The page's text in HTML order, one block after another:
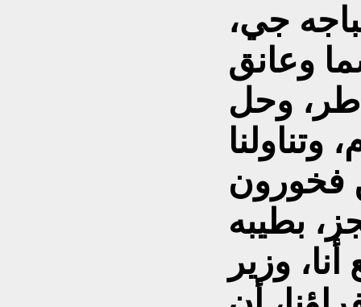
جي،
وعانق
وحل
وتناولنا
فخورون
بطيبه
وزير